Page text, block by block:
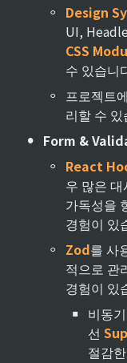
◦ Design
UI,
CSS
수 있습니
◦ 프로젝트에
리할 수
• Form &
◦ React
우 많은
가독성을
경험이 있
◦ Zod를 사
적으로 관
경험이 있
▪ 비동
선
절감